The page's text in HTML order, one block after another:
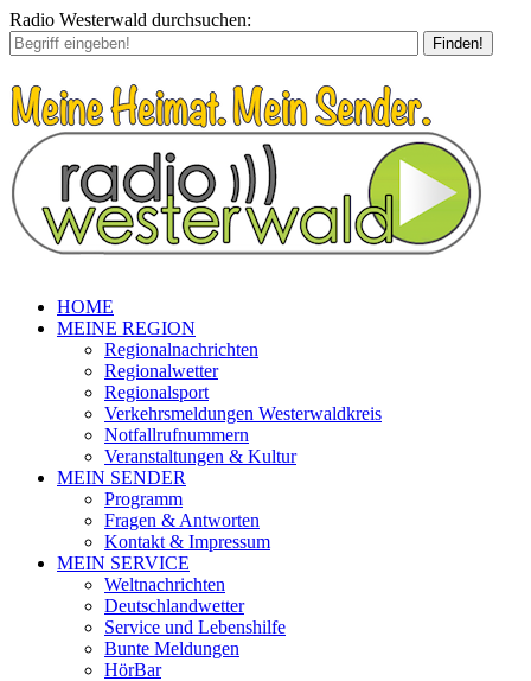
Radio Westerwald durchsuchen:
Finden!
HOME
MEINE REGION
Regionalnachrichten
Regionalwetter
Regionalsport
Verkehrsmeldungen Westerwaldkreis
Notfallrufnummern
Veranstaltungen & Kultur
MEIN SENDER
Programm
Fragen & Antworten
Kontakt & Impressum
MEIN SERVICE
Weltnachrichten
Deutschlandwetter
Service und Lebenshilfe
Bunte Meldungen
HörBar